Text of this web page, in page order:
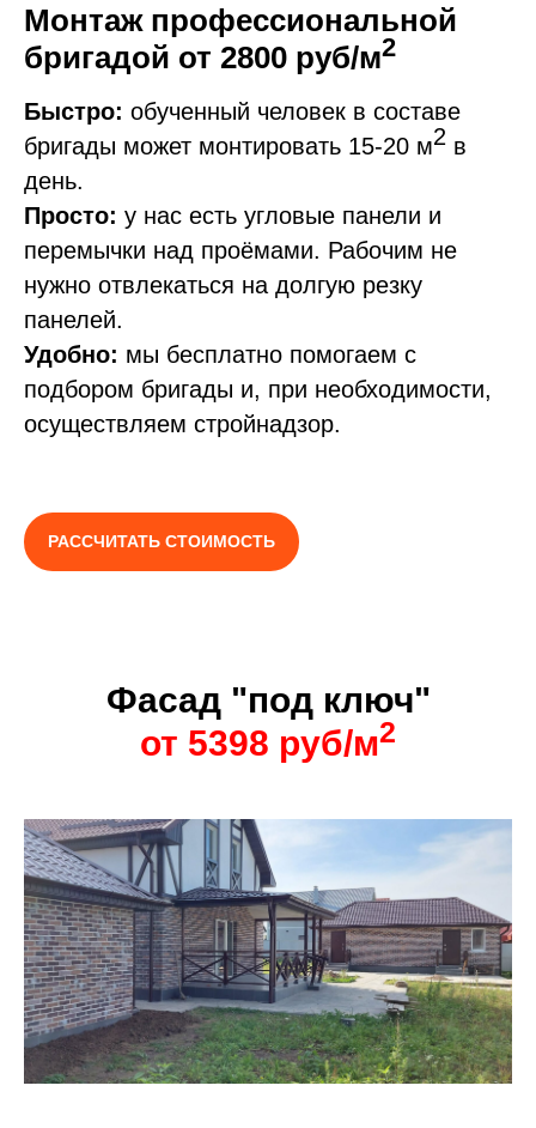
Монтаж профессиональной
бригадой от 2800 руб/м2
Быстро: обученный человек в составе
бригады может монтировать 15-20 м2 в
день.
Просто: у нас есть угловые панели и
перемычки над проёмами. Рабочим не
нужно отвлекаться на долгую резку
панелей.
Удобно: мы бесплатно помогаем с
подбором бригады и, при необходимости,
осуществляем стройнадзор.
РАССЧИТАТЬ СТОИМОСТЬ
Фасад "под ключ"
от 5398 руб/м2